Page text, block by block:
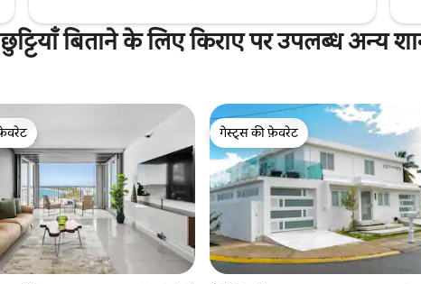
बिताने के लिए किराए पर उपलब्ध अन्य
गेस्ट्स की फ़ेवरेट
गेस्ट्स की फ़ेवरेट